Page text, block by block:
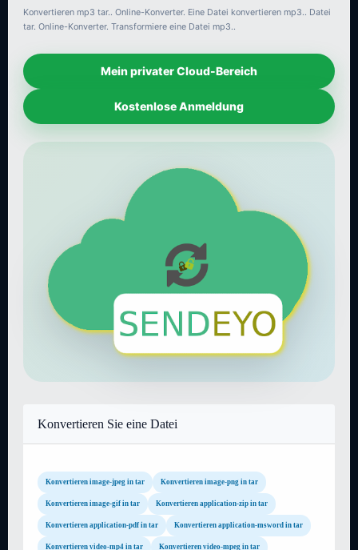
Konvertieren mp3 tar.. Online-Konverter. Eine Datei konvertieren mp3.. Datei
tar. Online-Konverter. Transformiere eine Datei mp3..
Mein privater Cloud-Bereich
Kostenlose Anmeldung
Konvertieren Sie eine Datei
Konvertieren image-jpeg in tar Konvertieren image-png in tar
Konvertieren image-gif in tar Konvertieren application-zip in tar
Konvertieren application-pdf in tar Konvertieren application-msword in tar
Konvertieren video-mp4 in tar Konvertieren video-mpeg in tar